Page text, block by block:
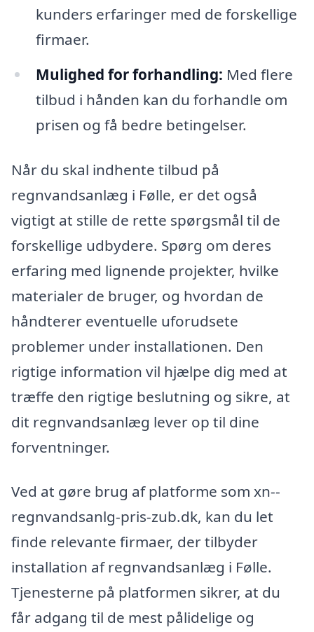
kunders erfaringer med de forskellige
firmaer.
Mulighed for forhandling: Med flere
tilbud i hånden kan du forhandle om
prisen og få bedre betingelser.
Når du skal indhente tilbud på
regnvandsanlæg i Følle, er det også
vigtigt at stille de rette spørgsmål til de
forskellige udbydere. Spørg om deres
erfaring med lignende projekter, hvilke
materialer de bruger, og hvordan de
håndterer eventuelle uforudsete
problemer under installationen. Den
rigtige information vil hjælpe dig med at
træffe den rigtige beslutning og sikre, at
dit regnvandsanlæg lever op til dine
forventninger.
Ved at gøre brug af platforme som xn--
regnvandsanlg-pris-zub.dk, kan du let
finde relevante firmaer, der tilbyder
installation af regnvandsanlæg i Følle.
Tjenesterne på platformen sikrer, at du
får adgang til de mest pålidelige og